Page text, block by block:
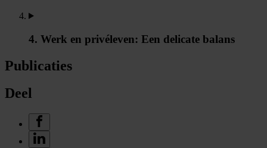
4. Werk en privéleven: Een delicate balans
Publicaties
Deel